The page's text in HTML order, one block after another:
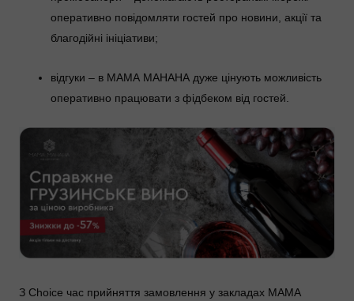
оперативно повідомляти гостей про новини, акції та
благодійні ініціативи;
відгуки – в МАМА МАНАНА дуже цінують можливість
оперативно працювати з фідбеком від гостей.
З Choice час прийняття замовлення у закладах МАМА